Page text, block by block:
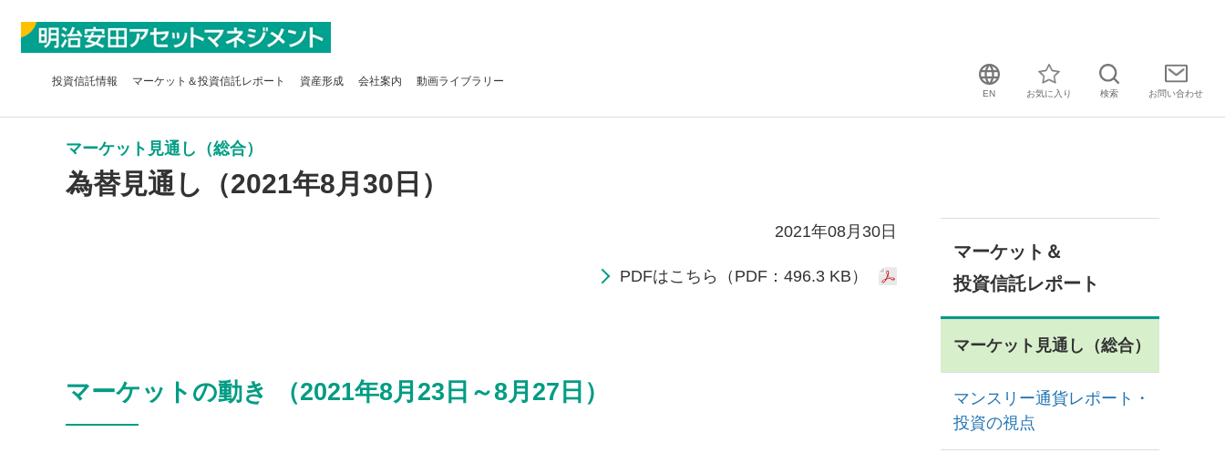
投資信託情報 マーケット＆投資信託レポート 資産形成 会社案内 動画ライブラリー
EN お気に入り 検索 お問い合わせ
マーケット見通し（総合）
為替見通し（2021年8月30日）
2021年08月30日
PDFはこちら（PDF：496.3 KB）
マーケットの動き （2021年8月23日～8月27日）
マーケット＆
投資信託レポート
マーケット見通し（総合）
マンスリー通貨レポート・
投資の視点